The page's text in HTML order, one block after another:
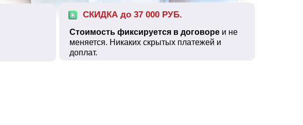
СКИДКА до 37 000 РУБ.
Стоимость фиксируется в договоре и не
меняется. Никаких скрытых платежей и
доплат.